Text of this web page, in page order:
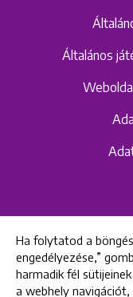
Általános
Ha folytatod a
engedélyezése,”
harmadik fél
a webhely